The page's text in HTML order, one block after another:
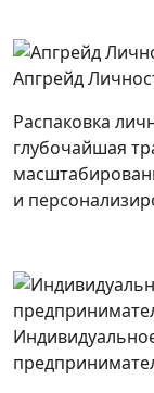
Апгрейд
Распаковка
глубочайшая
и